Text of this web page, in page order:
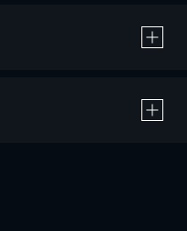
による作品の購入 / レンタルです。